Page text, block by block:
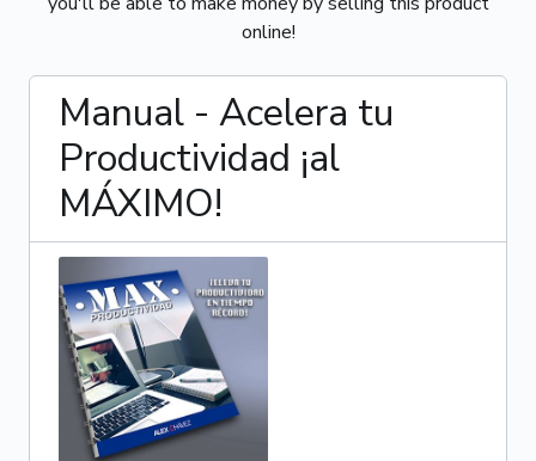
online!
Manual - Acelera tu
Productividad ¡al
MÁXIMO!